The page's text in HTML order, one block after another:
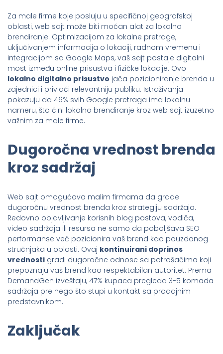
Za male firme koje posluju u specifičnoj geografskoj
oblasti, web sajt može biti moćan alat za lokalno
brendiranje. Optimizacijom za lokalne pretrage,
uključivanjem informacija o lokaciji, radnom vremenu i
integracijom sa Google Maps, vaš sajt postaje digitalni
most između online prisustva i fizičke lokacije. Ovo
lokalno digitalno prisustvo jača pozicioniranje brenda u
zajednici i privlači relevantniju publiku. Istraživanja
pokazuju da 46% svih Google pretraga ima lokalnu
nameru, što čini lokalno brendiranje kroz web sajt izuzetno
važnim za male firme.
Dugoročna vrednost brenda
kroz sadržaj
Web sajt omogućava malim firmama da grade
dugoročnu vrednost brenda kroz strategiju sadržaja.
Redovno objavljivanje korisnih blog postova, vodiča,
video sadržaja ili resursa ne samo da poboljšava SEO
performanse već pozicionira vaš brend kao pouzdanog
stručnjaka u oblasti. Ovaj kontinuirani doprinos
vrednosti gradi dugoročne odnose sa potrošačima koji
prepoznaju vaš brend kao respektabilan autoritet. Prema
DemandGen izveštaju, 47% kupaca pregleda 3-5 komada
sadržaja pre nego što stupi u kontakt sa prodajnim
predstavnikom.
Zaključak